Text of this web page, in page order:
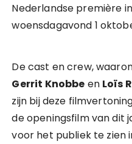
Nederlandse première
woensdagavond 1
De cast en crew,
Gerrit Knobbe en Loïs
zijn bij deze
de openingsfilm van dit
voor het publiek te zien